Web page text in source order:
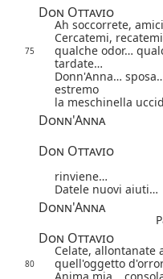
Don Ottavio
Ah soccorrete,
Cercatemi,
75
qualche odor…
tardate…
Donn'Anna…
estremo
la meschinella
Donn'Anna
Don Ottavio
rinviene…
Datele nuovi aiuti…
Donn'Anna
Don Ottavio
Celate, allontanate
80 quell'oggetto
Anima mia…